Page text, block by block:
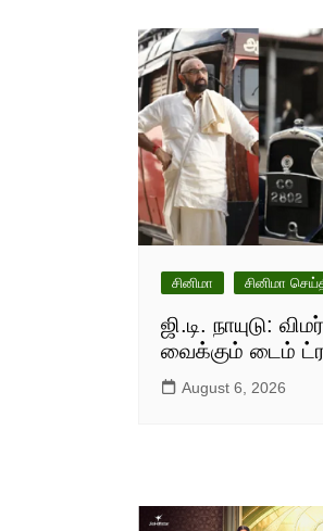
சினிமா சினிமா
ஜி.டி. நாயுடு:
வைக்கும் டைம்
August 6, 2026